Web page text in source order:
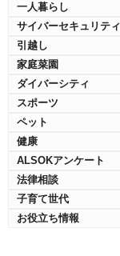
一人暮らし
サイバーセキュリティ
引越し
家庭菜園
ダイバーシティ
スポーツ
ペット
健康
ALSOKアンケート
法律相談
子育て世代
お役立ち情報